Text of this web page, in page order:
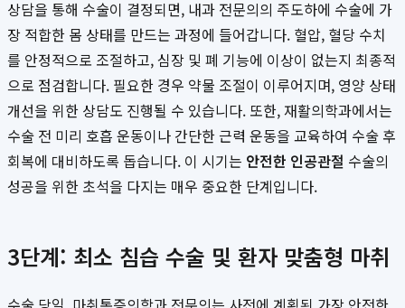
상담을 통해 수술이 결정되면, 내과 전문의의 주도하에 수술에 가
장 적합한 몸 상태를 만드는 과정에 들어갑니다. 혈압, 혈당 수치
를 안정적으로 조절하고, 심장 및 폐 기능에 이상이 없는지 최종적
으로 점검합니다. 필요한 경우 약물 조절이 이루어지며, 영양 상태
개선을 위한 상담도 진행될 수 있습니다. 또한, 재활의학과에서는
수술 전 미리 호흡 운동이나 간단한 근력 운동을 교육하여 수술 후
회복에 대비하도록 돕습니다. 이 시기는 안전한 인공관절 수술의
성공을 위한 초석을 다지는 매우 중요한 단계입니다.
3단계: 최소 침습 수술 및 환자 맞춤형 마취